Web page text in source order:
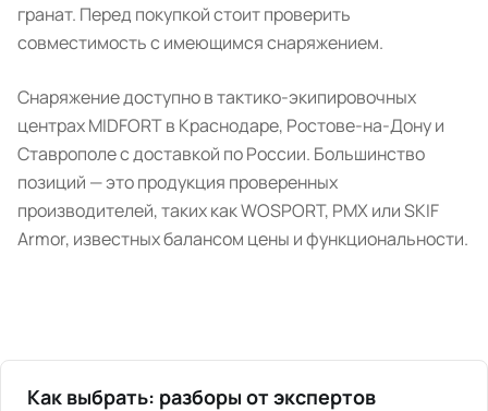
гранат. Перед покупкой стоит проверить
совместимость с имеющимся снаряжением.
Снаряжение доступно в тактико-экипировочных
центрах MIDFORT в Краснодаре, Ростове-на-Дону и
Ставрополе с доставкой по России. Большинство
позиций — это продукция проверенных
производителей, таких как WOSPORT, PMX или SKIF
Armor, известных балансом цены и функциональности.
Как выбрать: разборы от экспертов